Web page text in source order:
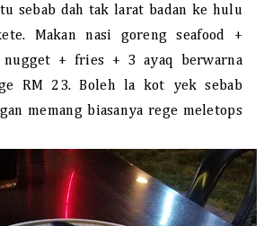
sebab dah tak larat badan ke hulu
Makan nasi goreng seafood +
+ fries + 3 ayaq berwarna
RM 23. Boleh la kot yek sebab
memang biasanya rege meletops